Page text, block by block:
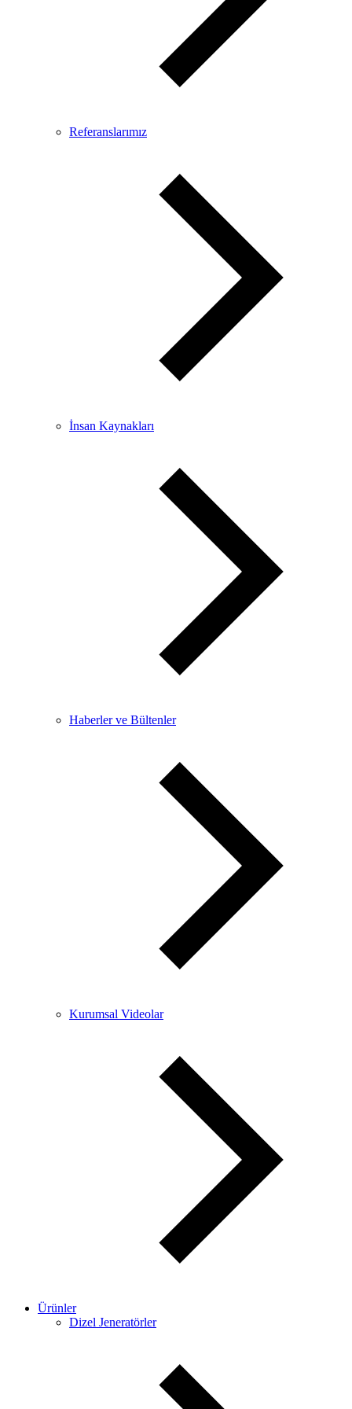
Referanslarımız
İnsan Kaynakları
Haberler ve Bültenler
Kurumsal Videolar
Ürünler
Dizel Jeneratörler